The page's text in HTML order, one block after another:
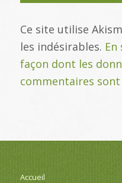
Ce site utilise
les indésirables.
façon dont les
commentaires
Accueil